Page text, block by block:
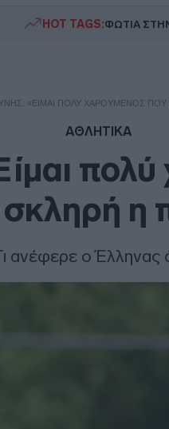
HOT TAGS:ΦΩΤΙΑ
«ΕΊΜΑΙ ΠΟΛΎ ΧΑΡΟΎΜΕΝΟΣ ΠΟΥ
ΑΘΛΗΤΙΚΑ
η
ανέφερε ο Έλληνας